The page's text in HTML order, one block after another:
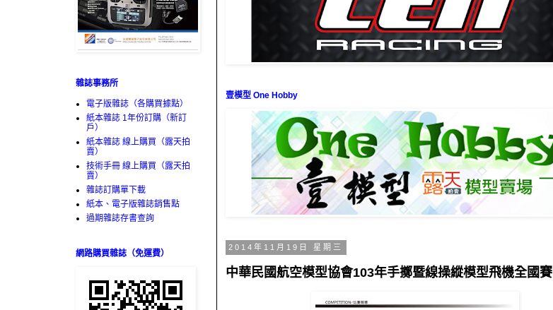
壹模型 One Hobby
2014年11月19日 星期三
中華民國航空模型協會103年手擲暨線操縱模型飛機全國賽
雜誌事務所
電子版雜誌（各購買據點）
紙本雜誌 1年份訂購（新訂
戶）
紙本雜誌 線上購買（露天拍
賣）
技術手冊 線上購買（露天拍
賣）
雜誌訂購單下載
紙本、電子版雜誌銷售點
過期雜誌存書查詢
網路購買雜誌（免運費）